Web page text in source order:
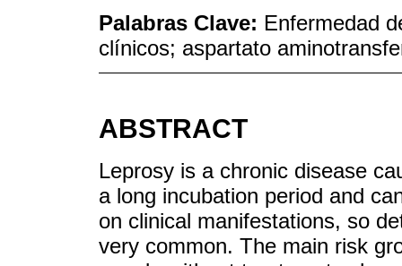
Palabras Clave: Enfermedad
clínicos; aspartato
ABSTRACT
Leprosy is a chronic disease
a long incubation period and
on clinical manifestations, so
very common. The main risk